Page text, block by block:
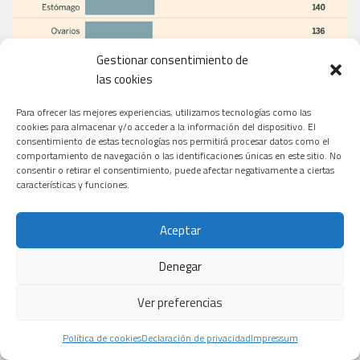
Gestionar consentimiento de
las cookies
Para ofrecer las mejores experiencias, utilizamos tecnologías como las
cookies para almacenar y/o acceder a la información del dispositivo. El
consentimiento de estas tecnologías nos permitirá procesar datos como el
comportamiento de navegación o las identificaciones únicas en este sitio. No
consentir o retirar el consentimiento, puede afectar negativamente a ciertas
características y funciones.
Aceptar
Denegar
Ver preferencias
Política de cookiesDeclaración de privacidadImpressum